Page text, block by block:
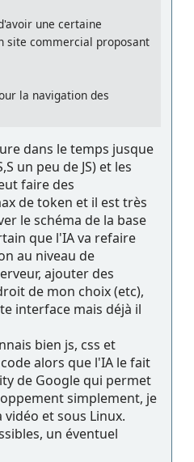
une certaine
site commercial proposant
la navigation des
dans le temps jusque
un peu de JS) et les
faire des
de token et il est très
le schéma de la base
que l'IA va refaire
au niveau de
ajouter des
de mon choix (etc),
interface mais déjà il
bien js, css et
alors que l'IA le fait
de Google qui permet
simplement, je
et sous Linux.
un éventuel